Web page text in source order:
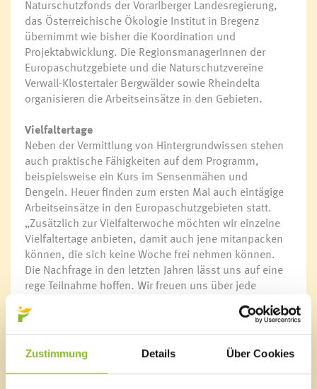
Zustimmung Details Über Cookies
Naturschutzfonds der Vorarlberger Landesregierung,
das Österreichische Ökologie Institut in Bregenz
übernimmt wie bisher die Koordination und
Projektabwicklung. Die RegionsmanagerInnen der
Europaschutzgebiete und die Naturschutzvereine
Verwall-Klostertaler Bergwälder sowie Rheindelta
organisieren die Arbeitseinsätze in den Gebieten.
Vielfaltertage
Neben der Vermittlung von Hintergrundwissen stehen
auch praktische Fähigkeiten auf dem Programm,
beispielsweise ein Kurs im Sensenmähen und
Dengeln. Heuer finden zum ersten Mal auch eintägige
Arbeitseinsätze in den Europaschutzgebieten statt.
„Zusätzlich zur Vielfalterwoche möchten wir einzelne
Vielfaltertage anbieten, damit auch jene mitanpacken
können, die sich keine Woche frei nehmen können.
Die Nachfrage in den letzten Jahren lässt uns auf eine
rege Teilnahme hoffen. Wir freuen uns über jede
helfende Hand“, so Romana Steinparzer, Natura 2000-
Regionsmanagerin für die Region Walgau – Großes
Walsertal – Arlberg, die den ersten Vielfaltertag im
Europaschutzgebiet Frastanzer Ried koordiniert.
Im Mittelpunkt des Arbeitseinsatzes steht das